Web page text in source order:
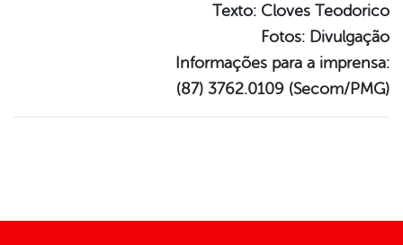
Texto: Cloves Teodorico
Fotos: Divulgação
Informações para a imprensa:
(87) 3762.0109 (Secom/PMG)